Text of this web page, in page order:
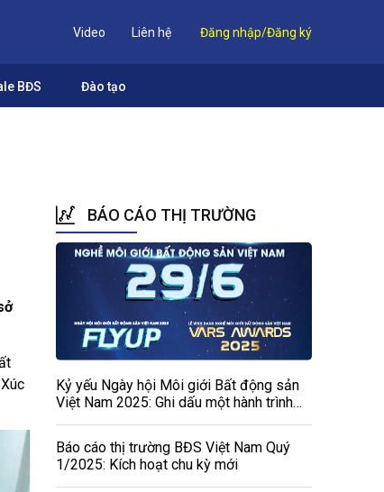
Đăng nhập/Đăng ký
Video Liên hệ
BĐS Đào tạo
BÁO CÁO THỊ TRƯỜNG
Kỷ yếu Ngày hội Môi giới Bất động sản
Việt Nam 2025: Ghi dấu một hành trình
Báo cáo thị trường BĐS Việt Nam Quý
1/2025: Kích hoạt chu kỳ mới